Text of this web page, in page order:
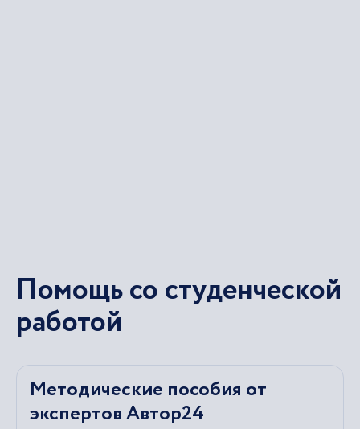
Помощь со студенческой
работой
Методические пособия от
экспертов Автор24